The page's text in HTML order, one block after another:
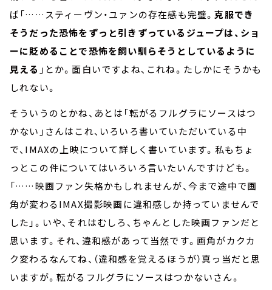
ば「……スティーヴン・ユァンの存在感も完璧。克服でき
そうだった恐怖をずっと引きずっているジュープは、ショ
ーに貶めることで恐怖を飼い馴らそうとしているように
見える 」とか。面白いですよね、これね。たしかにそうかも
しれない。
そういうのとかね、あとは「転がるフルグラにソースはつ
かない」さんはこれ、いろいろ書いていただいている中
で、IMAXの上映について詳しく書いています。私もちょ
っとこの件についてはいろいろ言いたいんですけども。
「……映画ファン失格かもしれませんが、今まで途中で画
角が変わるIMAX撮影映画に違和感しか持っていませんで
した」。いや、それはむしろ、ちゃんとした映画ファンだと
思います。それ、違和感があって当然です。画角がカクカ
ク変わるなんてね、（違和感を覚えるほうが）真っ当だと思
いますが。転がるフルグラにソースはつかないさん。